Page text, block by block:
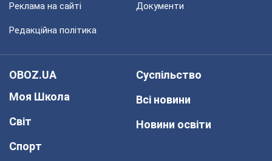
Реклама на сайті Документи
Редакційна політика
OBOZ.UA
Моя Школа
Світ
Спорт
Суспільство
Всі новини
Новини освіти